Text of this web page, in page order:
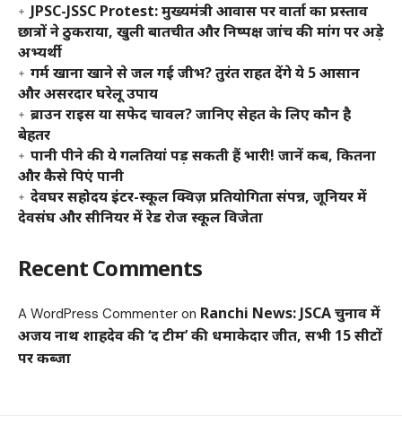
JPSC-JSSC Protest: मुख्यमंत्री आवास पर वार्ता का प्रस्ताव
छात्रों ने ठुकराया, खुली बातचीत और निष्पक्ष जांच की मांग पर अड़े
अभ्यर्थी
गर्म खाना खाने से जल गई जीभ? तुरंत राहत देंगे ये 5 आसान
और असरदार घरेलू उपाय
ब्राउन राइस या सफेद चावल? जानिए सेहत के लिए कौन है
बेहतर
पानी पीने की ये गलतियां पड़ सकती हैं भारी! जानें कब, कितना
और कैसे पिएं पानी
देवघर सहोदय इंटर-स्कूल क्विज़ प्रतियोगिता संपन्न, जूनियर में
देवसंघ और सीनियर में रेड रोज स्कूल विजेता
Recent Comments
A WordPress Commenter on Ranchi News: JSCA चुनाव में
अजय नाथ शाहदेव की ‘द टीम’ की धमाकेदार जीत, सभी 15 सीटों
पर कब्जा